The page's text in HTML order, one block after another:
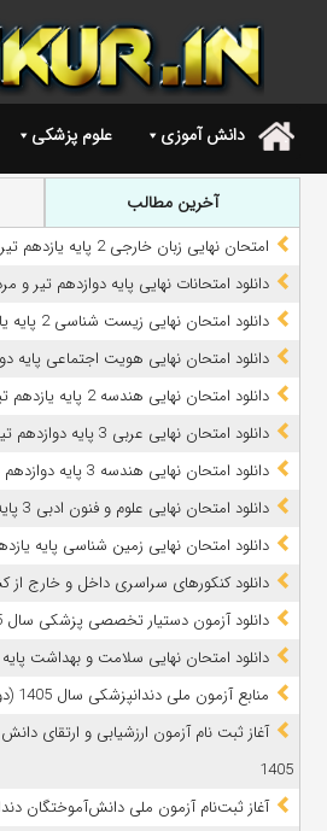
. دانش آموزی علوم پزشکی
آخرین مطالب
امتحان نهایی زبان خارجی 2 پایه یازدهم تیر و مرداد 1405 + فایل صوتی
دانلود امتحانات نهایی پایه دوازدهم تیر و مرداد
دانلود امتحان نهایی زیست شناسی 2 پایه یازدهم تیر 1405 + پاسخ
دانلود امتحان نهایی هویت اجتماعی پایه دوازدهم
دانلود امتحان نهایی هندسه 2 پایه یازدهم تیر 1405 + پاسخ
دانلود امتحان نهایی عربی 3 پایه دوازدهم تیر 1405 + پاسخ
دانلود امتحان نهایی هندسه 3 پایه دوازدهم تیر 1405
دانلود امتحان نهایی علوم و فنون ادبی 3 پایه دوازدهم تیر 1405
دانلود امتحان نهایی زمین شناسی پایه یازدهم
دانلود کنکورهای سراسری داخل و خارج از کشور
دانلود آزمون دستیار تخصصی پزشکی سال 1405 + کلید نهایی
دانلود امتحان نهایی سلامت و بهداشت پایه دوازدهم
ﻣﻨﺎﺑﻊ آزﻣﻮن ﻣﻠﯽ دندانپزشکی سال 1405 (دوره های 25 و 26)
آغاز ثبت نام آزمون‌ ارزشیابی و ارتقای
1405
آغاز ثبت‌نام آزمون ملی دانش‌آموختگان